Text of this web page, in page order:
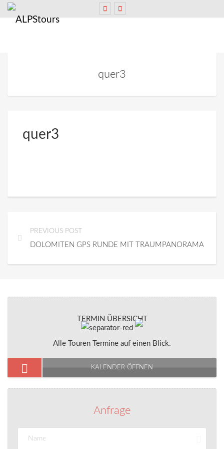
quer3
quer3
PREVIOUS POST
DOLOMITEN GPS RUNDE MIT TRAUMPANORAMA
TERMIN ÜBERSICHT
Alle Touren Termine auf einen Blick.
KALENDER ÖFFNEN
Anfrage